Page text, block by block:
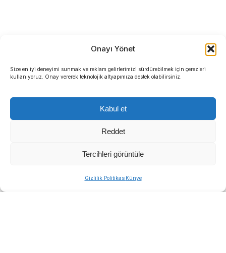
Onayı Yönet
Size en iyi deneyimi sunmak ve reklam gelirlerimizi sürdürebilmek için çerezleri
kullanıyoruz. Onay vererek teknolojik altyapımıza destek olabilirsiniz.
Kabul et
Reddet
Tercihleri görüntüle
Gizlilik PolitikasıKünye